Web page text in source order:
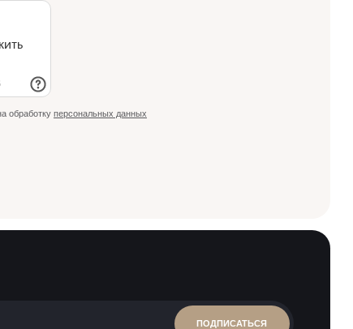
обработку персональных данных
ПОДПИСАТЬСЯ